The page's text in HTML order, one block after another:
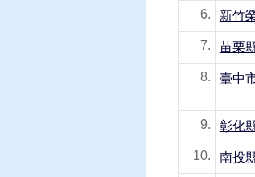
6. 新竹
7. 苗栗
8. 臺中
9. 彰化
10. 南投